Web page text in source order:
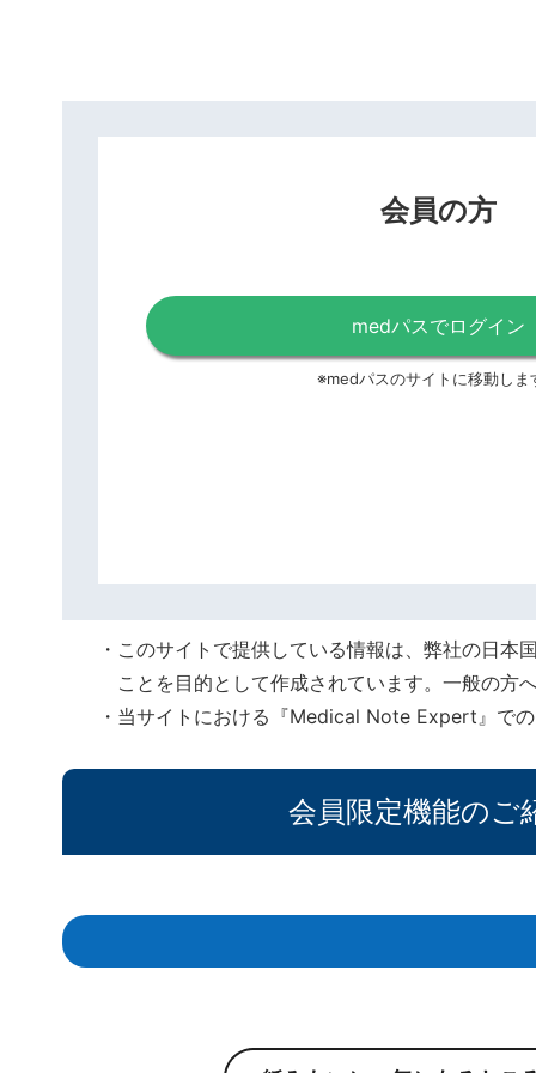
会員の方
medパスでログイン
※medパスのサイトに移動しま
このサイトで提供している情報は、弊社の日本
ことを目的として作成されています。一般の方
当サイトにおける『Medical Note Expert』で
会員限定機能のご